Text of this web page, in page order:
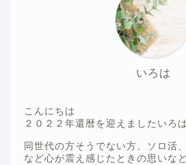
いろは
こんにちは
２０２２年還暦を迎えましたいろ
同世代の方そうでない方、ソロ活
など心が震え感じたときの思いな